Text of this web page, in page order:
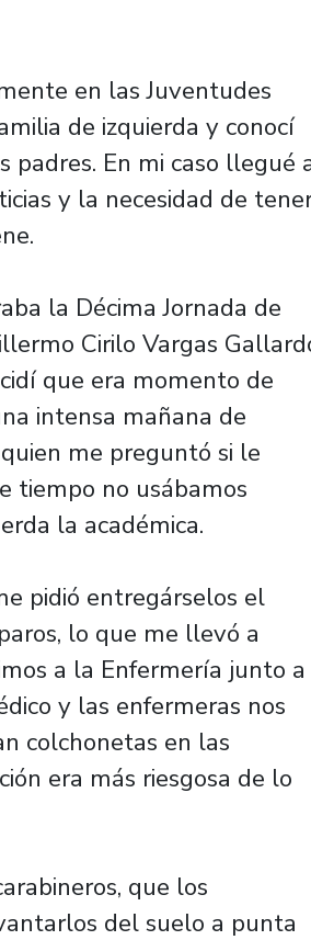
en las Juventudes
de izquierda y conocí
En mi caso llegué
y la necesidad de
la Décima Jornada de
Cirilo Vargas
que era momento de
intensa mañana de
me preguntó si le
tiempo no usábamos
la académica.
pidió entregárselos el
lo que me llevó a
a la Enfermería junto a
y las enfermeras nos
colchonetas en las
era más riesgosa de lo
que los
del suelo a punta